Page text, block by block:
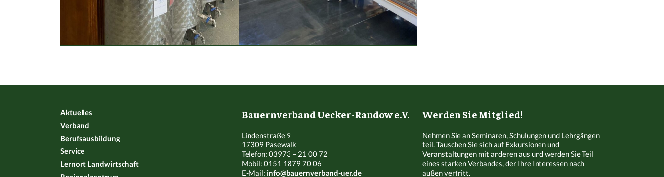
Aktuelles
Verband
Berufsausbildung
Service
Lernort Landwirtschaft
Bauernverband Uecker-Randow e.V.
Lindenstraße 9
17309 Pasewalk
Telefon: 03973 – 21 00 72
Mobil: 0151 1879 70 06
E-Mail: info@bauernverband-uer.de
Werden Sie Mitglied!
Nehmen Sie an Seminaren, Schulungen und Lehrgängen
teil. Tauschen Sie sich auf Exkursionen und
Veranstaltungen mit anderen aus und werden Sie Teil
eines starken Verbandes, der Ihre Interessen nach
außen vertritt.